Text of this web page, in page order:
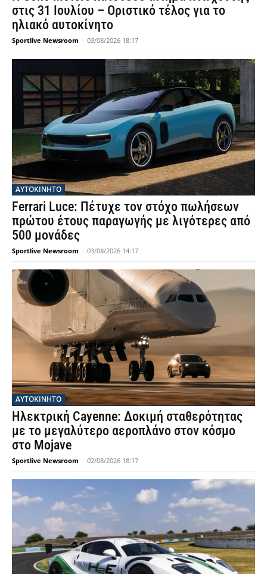
στις 31 Ιουλίου – Οριστικό τέλος για το
ηλιακό αυτοκίνητο
Sportlive Newsroom - 03/08/2026 18:17
ΑΥΤΟΚΙΝΗΤΟ
Ferrari Luce: Πέτυχε τον στόχο πωλήσεων
πρώτου έτους παραγωγής με λιγότερες από
500 μονάδες
Sportlive Newsroom - 03/08/2026 14:17
ΑΥΤΟΚΙΝΗΤΟ
Ηλεκτρική Cayenne: Δοκιμή σταθερότητας
με το μεγαλύτερο αεροπλάνο στον κόσμο
στο Mojave
Sportlive Newsroom - 02/08/2026 18:17